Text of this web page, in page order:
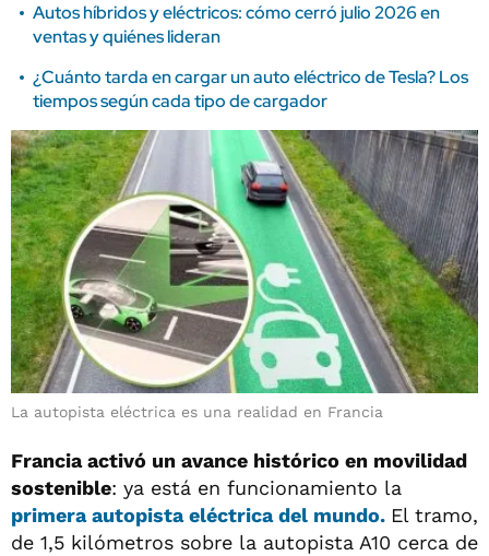
Autos híbridos y eléctricos: cómo cerró julio 2026 en
ventas y quiénes lideran
¿Cuánto tarda en cargar un auto eléctrico de Tesla? Los
tiempos según cada tipo de cargador
La autopista eléctrica es una realidad en Francia
Francia activó un avance histórico en movilidad
sostenible: ya está en funcionamiento la
primera autopista eléctrica del mundo. El tramo,
de 1,5 kilómetros sobre la autopista A10 cerca de